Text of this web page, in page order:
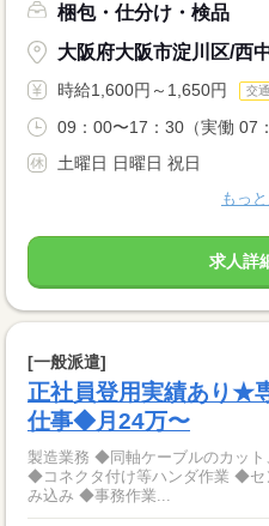
梱包・仕分け・検品
大阪府大阪市淀川区/西
時給1,600円～1,650円 交
09：00〜17：30（実働 07
土曜日 日曜日 祝日
もっ
求人詳
[一般派遣]
正社員登用実績あり★
仕事◆月24万〜
製造業務 ◆同軸ケーブルのカット
◆コネクタ付け等ハンダ作業 ◆セ
み込み ◆事務作業...